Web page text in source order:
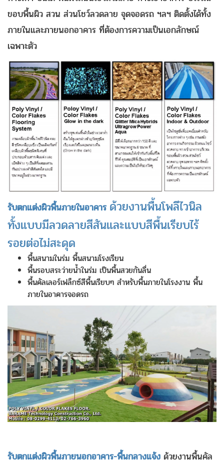
ขอบพื้นผิว สวน ส่วนโชว์ลวดลาย จุดจอดรถ ฯลฯ ติดตั้งได้ทั้ง
ภายในและภายนอกอาคาร ที่ต้องการความเป็นเอกลักษณ์
เฉพาะตัว
รับตกแต่งผิวพื้นภายในอาคาร ด้วยงานพื้นโพลีไวนิล
ทั้งแบบมีลวดลายสีสันและแบบสีพื้นเรียบไร้
รอยต่อไม่สะดุด
พื้นสนามในร่ม พื้นสนามโรงเรียน
พื้นรอบสระว่ายน้ำในร่ม เป็นพื้นสวยกันลื่น
พื้นคัลเลอร์เฟล็กซ์สีพื้นเรียบๆ สำหรับพื้นภายในโรงงาน พื้น
ภายในอาคารจอดรถ
รับตกแต่งผิวพื้นภายนอกอาคาร-พื้นกลางแจ้ง ด้วยงานพื้นคัล